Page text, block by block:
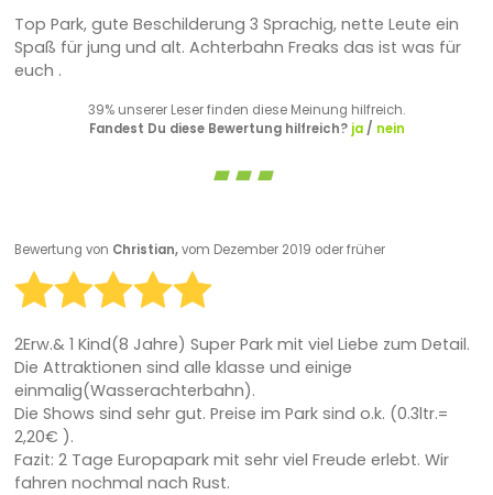
Top Park, gute Beschilderung 3 Sprachig, nette Leute ein
Spaß für jung und alt. Achterbahn Freaks das ist was für
euch .
39% unserer Leser finden diese Meinung hilfreich.
Fandest Du diese Bewertung hilfreich? ja/ nein
Bewertung von Christian,vom Dezember 2019 oder früher
2Erw.& 1 Kind(8 Jahre) Super Park mit viel Liebe zum Detail.
Die Attraktionen sind alle klasse und einige
einmalig(Wasserachterbahn).
Die Shows sind sehr gut. Preise im Park sind o.k. (0.3ltr.=
2,20€ ).
Fazit: 2 Tage Europapark mit sehr viel Freude erlebt. Wir
fahren nochmal nach Rust.